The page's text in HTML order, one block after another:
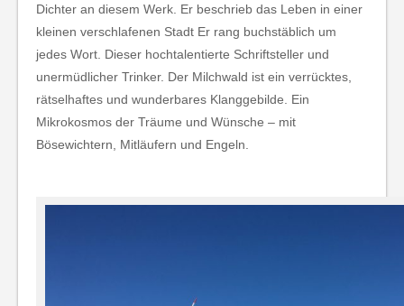
Dichter an diesem Werk. Er beschrieb das Leben in einer
kleinen verschlafenen Stadt Er rang buchstäblich um
jedes Wort. Dieser hochtalentierte Schriftsteller und
unermüdlicher Trinker. Der Milchwald ist ein verrücktes,
rätselhaftes und wunderbares Klanggebilde. Ein
Mikrokosmos der Träume und Wünsche – mit
Bösewichtern, Mitläufern und Engeln.